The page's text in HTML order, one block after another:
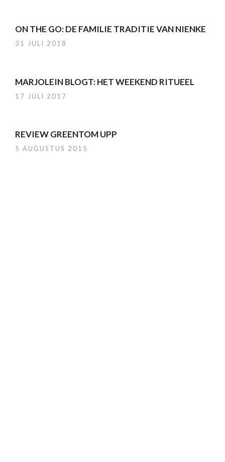
ON THE GO: DE FAMILIE TRADITIE VAN NIENKE
31 JULI 2018
MARJOLEIN BLOGT: HET WEEKEND RITUEEL
17 JULI 2017
REVIEW GREENTOM UPP
5 AUGUSTUS 2015